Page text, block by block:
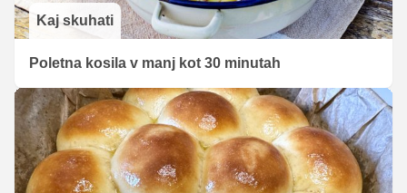
Kaj skuhati
Poletna kosila v manj kot 30 minutah